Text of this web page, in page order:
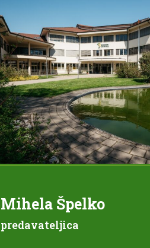
Mihela Špelko
predavateljica